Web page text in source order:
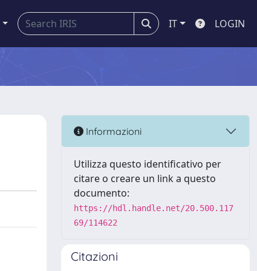
IT LOGIN
Informazioni
Utilizza questo identificativo per
citare o creare un link a questo
documento:
https://hdl.handle.net/20.500.117
69/114622
Citazioni